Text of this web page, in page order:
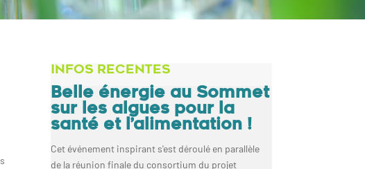
INFOS RECENTES
Belle énergie au Sommet
sur les algues pour la
santé et l’alimentation !
Cet événement inspirant s'est déroulé en parallèle
de la réunion finale du consortium du projet